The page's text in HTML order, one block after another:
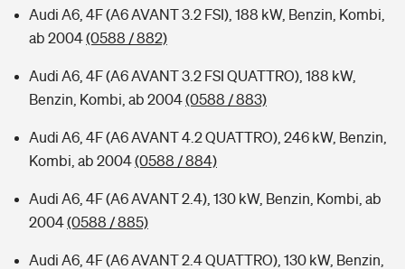
Audi A6, 4F (A6 AVANT 3.2 FSI), 188 kW, Benzin, Kombi,
ab 2004(0588 / 882)
Audi A6, 4F (A6 AVANT 3.2 FSI QUATTRO), 188 kW,
Benzin, Kombi, ab 2004(0588 / 883)
Audi A6, 4F (A6 AVANT 4.2 QUATTRO), 246 kW, Benzin,
Kombi, ab 2004(0588 / 884)
Audi A6, 4F (A6 AVANT 2.4), 130 kW, Benzin, Kombi, ab
2004(0588 / 885)
Audi A6, 4F (A6 AVANT 2.4 QUATTRO), 130 kW, Benzin,